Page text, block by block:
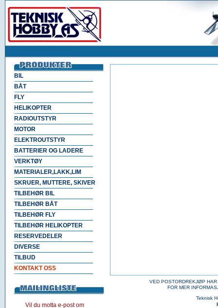
BIL
BÅT
FLY
HELIKOPTER
RADIOUTSTYR
MOTOR
ELEKTROUTSTYR
BATTERIER OG LADERE
VERKTØY
MATERIALER,LAKK,LIM
SKRUER, MUTTERE, SKIVER
TILBEHØR BIL
TILBEHØR BÅT
TILBEHØR FLY
TILBEHØR HELIKOPTER
RESERVEDELER
DIVERSE
TILBUD
KONTAKT OSS
Vil du motta e-post om
VED POSTORDREKJØP
FOR MER
Teknisk